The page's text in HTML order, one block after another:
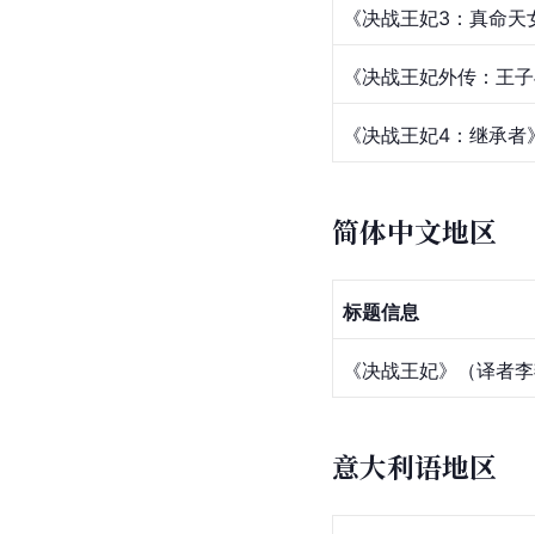
《决战王妃3：真命
《决战王妃外传：王
《决战王妃4：继承者
简体中文地区
标题信息
《决战王妃》（译者
意大利语地区